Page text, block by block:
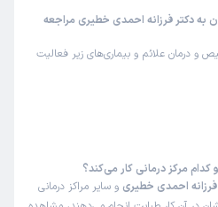
به دکتر فرزانه احمدی خطیری مراجعه
و درمان علائم و بیماری‌های زیر فعالیت
مرکز درمانی کار می‌کند؟
احمدی خطیری و سایر مراکز درمانی